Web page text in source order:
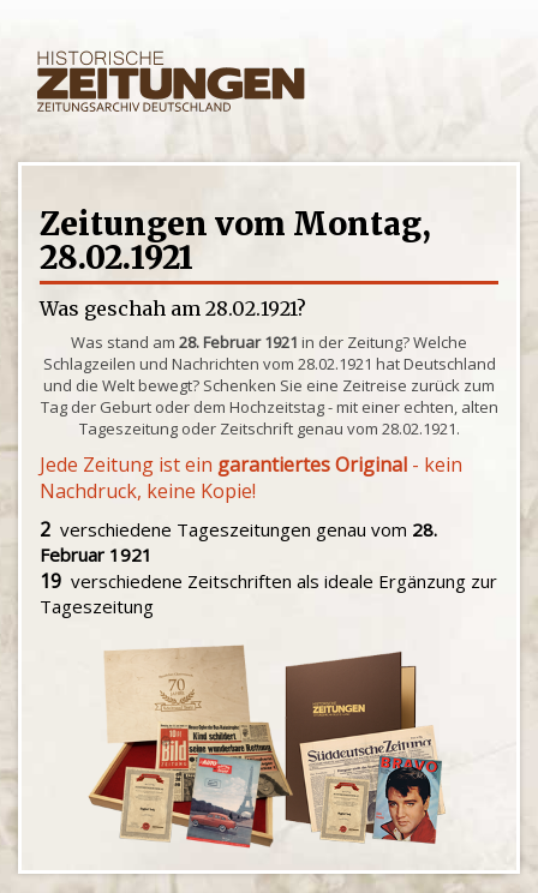
Zeitungen vom Montag,
28.02.1921
Was geschah am 28.02.1921?
Was stand am 28. Februar 1921 in der Zeitung? Welche
Schlagzeilen und Nachrichten vom 28.02.1921 hat Deutschland
und die Welt bewegt? Schenken Sie eine Zeitreise zurück zum
Tag der Geburt oder dem Hochzeitstag - mit einer echten, alten
Tageszeitung oder Zeitschrift genau vom 28.02.1921.
Jede Zeitung ist ein garantiertes Original - kein
Nachdruck, keine Kopie!
2 verschiedene Tageszeitungen genau vom 28.
Februar 1921
19 verschiedene Zeitschriften als ideale Ergänzung zur
Tageszeitung